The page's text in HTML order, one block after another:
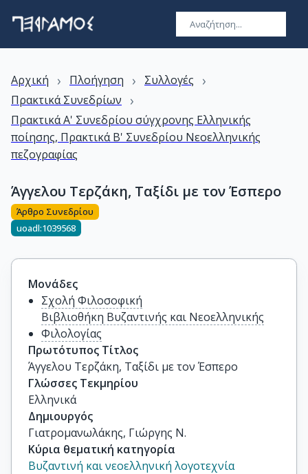
Αρχική › Πλοήγηση › Συλλογές ›
Πρακτικά Συνεδρίων ›
Πρακτικά Α' Συνεδρίου σύγχρονης Ελληνικής
ποίησης, Πρακτικά Β' Συνεδρίου Νεοελληνικής
πεζογραφίας
Άγγελου Τερζάκη, Ταξίδι με τον Έσπερο
Άρθρο Συνεδρίου
uoadl:1039568
Μονάδες
Σχολή Φιλοσοφική
Βιβλιοθήκη Βυζαντινής και Νεοελληνικής
Φιλολογίας
Πρωτότυπος Τίτλος
Άγγελου Τερζάκη, Ταξίδι με τον Έσπερο
Γλώσσες Τεκμηρίου
Ελληνικά
Δημιουργός
Γιατρομανωλάκης, Γιώργης Ν.
Κύρια θεματική κατηγορία
Βυζαντινή και νεοελληνική λογοτεχνία